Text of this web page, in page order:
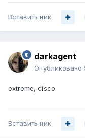
Вставить ник
darkagent
Опубликовано
extreme, cisco
Вставить ник